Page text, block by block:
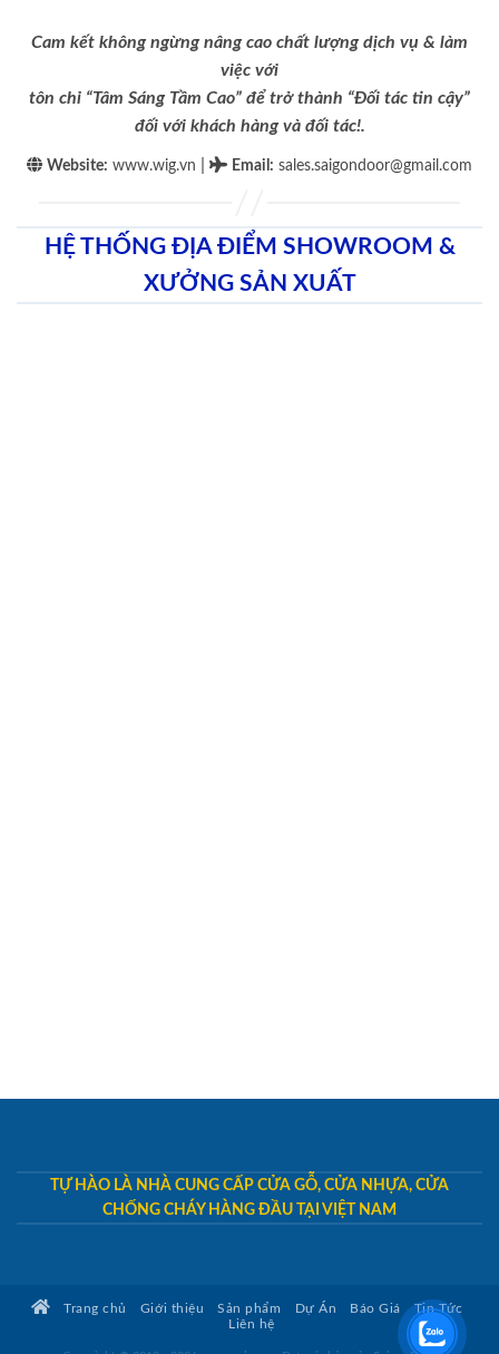
Cam kết không ngừng nâng cao chất lượng dịch vụ & làm
việc với
tôn chỉ “Tâm Sáng Tầm Cao” để trở thành “Đối tác tin cậy”
đối với khách hàng và đối tác!.
Website: www.wig.vn Email : sales.saigondoor@gmail.com
HỆ THỐNG ĐỊA ĐIỂM SHOWROOM &
XƯỞNG SẢN XUẤT
TỰ HÀO LÀ NHÀ CUNG CẤP CỬA GỖ, CỬA NHỰA, CỬA
CHỐNG CHÁY HÀNG ĐẦU TẠI VIỆT NAM
Trang chủ Giới thiệu Sản phẩm Dự Án Báo Giá
Tin Tức
Liên hệ